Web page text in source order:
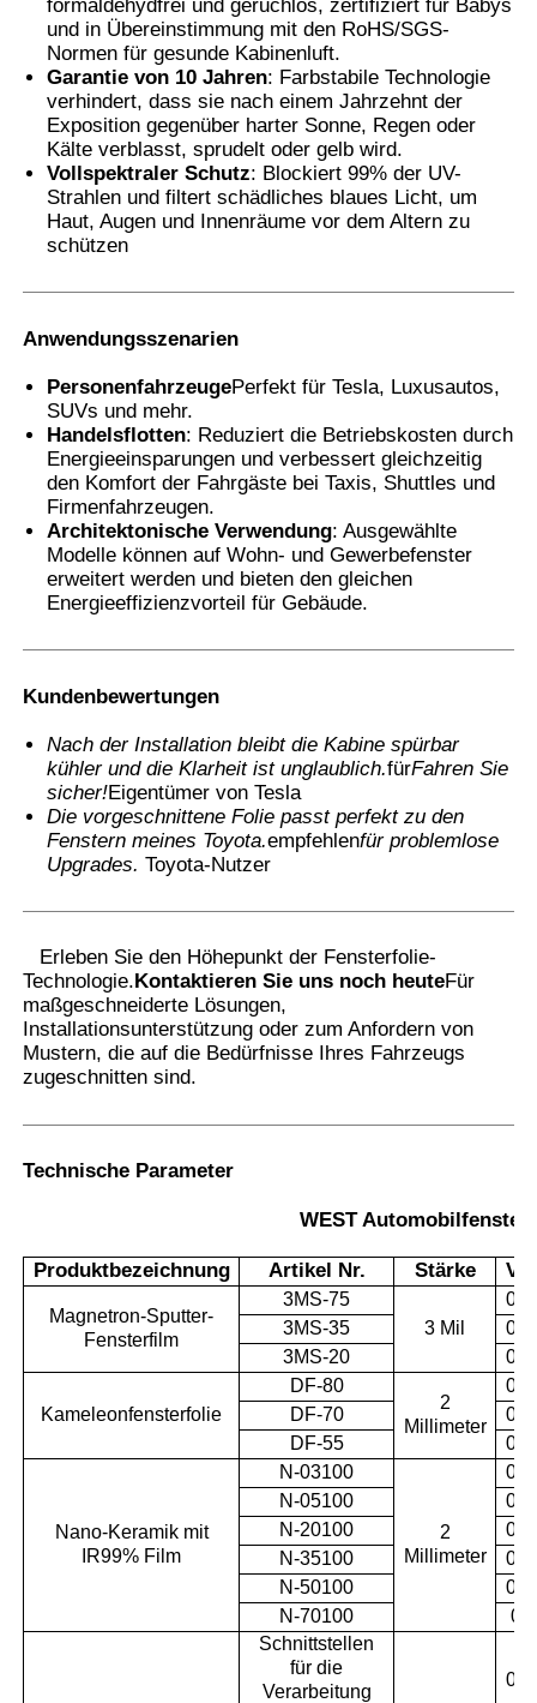
formaldehydfrei und geruchlos, zertifiziert für Babys
und in Übereinstimmung mit den RoHS/SGS-
Normen für gesunde Kabinenluft.
Garantie von 10 Jahren: Farbstabile Technologie
verhindert, dass sie nach einem Jahrzehnt der
Exposition gegenüber harter Sonne, Regen oder
Kälte verblasst, sprudelt oder gelb wird.
Vollspektraler Schutz: Blockiert 99% der UV-
Strahlen und filtert schädliches blaues Licht, um
Haut, Augen und Innenräume vor dem Altern zu
schützen
Anwendungsszenarien
PersonenfahrzeugePerfekt für Tesla, Luxusautos,
SUVs und mehr.
Handelsflotten: Reduziert die Betriebskosten durch
Energieeinsparungen und verbessert gleichzeitig
den Komfort der Fahrgäste bei Taxis, Shuttles und
Firmenfahrzeugen.
Architektonische Verwendung: Ausgewählte
Modelle können auf Wohn- und Gewerbefenster
erweitert werden und bieten den gleichen
Energieeffizienzvorteil für Gebäude.
Kundenbewertungen
Nach der Installation bleibt die Kabine spürbar
kühler und die Klarheit ist unglaublich.fürFahren Sie
sicher!Eigentümer von Tesla
Die vorgeschnittene Folie passt perfekt zu den
Fenstern meines Toyota.empfehlenfür problemlose
Upgrades. ️ Toyota-Nutzer
Erleben Sie den Höhepunkt der Fensterfolie-
Technologie. Kontaktieren Sie uns noch heuteFür
maßgeschneiderte Lösungen,
Installationsunterstützung oder zum Anfordern von
Mustern, die auf die Bedürfnisse Ihres Fahrzeugs
zugeschnitten sind.
Technische Parameter
WEST
Produktbezeichnung Artikel Nr. Stärke
Magnetron-Sputter-
Fensterfilm
3MS-75
3 Mil
3MS-35
3MS-20
Kameleonfensterfolie
DF-80
2
Millimeter
DF-70
DF-55
Nano-Keramik mit
IR99% Film
N-03100
2
Millimeter
N-05100
N-20100
N-35100
N-50100
N-70100
0.7
Schnittstellen
für die
Verarbeitung